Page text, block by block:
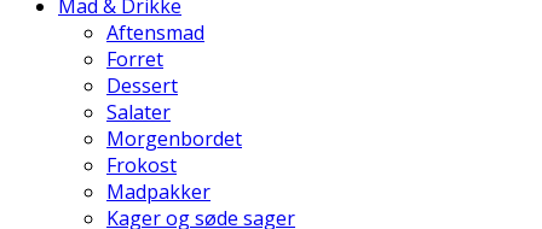
Mad & Drikke
Aftensmad
Forret
Dessert
Salater
Morgenbordet
Frokost
Madpakker
Kager og søde sager